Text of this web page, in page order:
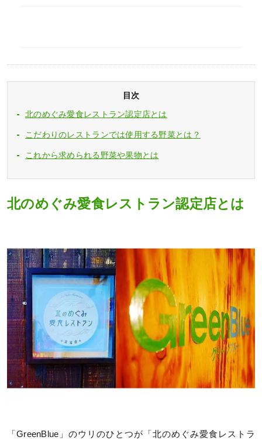
目次
北のめぐみ愛食レストラン認定店とは
こだわりのレストランでは使用する野菜とは？
これから求められる野菜や果物とは
北のめぐみ愛食レストラン認定店とは
「GreenBlue」のウリのひとつが「北のめぐみ愛食レストラ